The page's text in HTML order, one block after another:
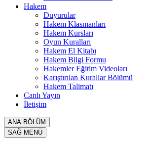
Hakem
Duyurular
Hakem Klasmanları
Hakem Kursları
Oyun Kuralları
Hakem El Kitabı
Hakem Bilgi Formu
Hakemler Eğitim Videoları
Karıştırılan Kurallar Bölümü
Hakem Talimatı
Canlı Yayın
İletişim
ANA BÖLÜM
SAĞ MENÜ